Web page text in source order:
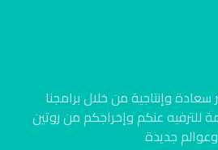
وإنتاجية من خلال برامجنا
للترفيه عنكم وإخراجكم من روتين
جديدة